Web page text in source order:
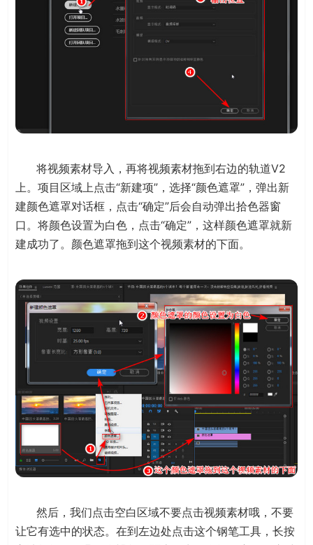
将视频素材导入，再将视频素材拖到右边的轨道V2
上。项目区域上点击“新建项”，选择“颜色遮罩”，弹出新
建颜色遮罩对话框，点击“确定”后会自动弹出拾色器窗
口。将颜色设置为白色，点击“确定”，这样颜色遮罩就新
建成功了。颜色遮罩拖到这个视频素材的下面。
然后，我们点击空白区域不要点击视频素材哦，不要
让它有选中的状态。在到左边处点击这个钢笔工具，长按